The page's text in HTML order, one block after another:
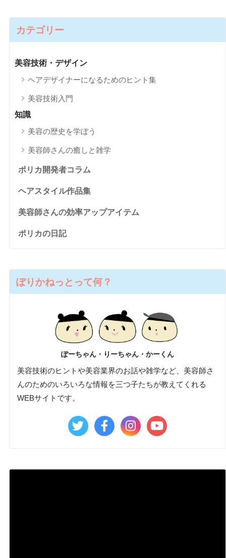
カテゴリー
美容技術・デザイン
ヘアデザイナーになるためのヒント集
美容技術入門
知識
美容の歴史を学ぼう
美容師さんの癒しと雑学
ポリカ開発者コラム
ヘアスタイル作品集
美容師さんの効率アップアイテム
ポリカの日記
ぽりかねっとって何？
ぽーちゃん・りーちゃん・かーくん
美容技術のヒントや美容業界のお話や雑学など、美容師さ
んのためのいろいろな情報を三つ子たちが教えてくれる
WEBサイトです。